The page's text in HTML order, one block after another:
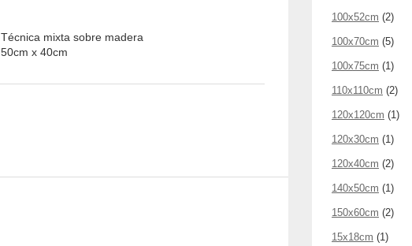
Técnica mixta sobre madera
50cm x 40cm
100x52cm (2)
100x70cm (5)
100x75cm (1)
110x110cm (2)
120x120cm (1)
120x30cm (1)
120x40cm (2)
140x50cm (1)
150x60cm (2)
15x18cm (1)